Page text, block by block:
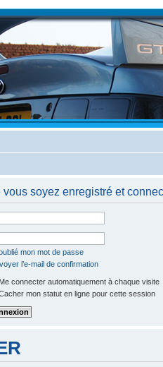
vous soyez enregistré et
mon mot de passe
l’e-mail de confirmation
Me connecter automatiquement à chaque visite
mon statut en ligne pour cette session